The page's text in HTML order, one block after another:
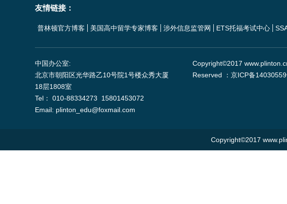
友情链接：
普林顿官方博客 美国高中留学专家博客 涉外信息监管网 ETS托福考试中心
中国办公室:
北京市朝阳区光华路乙10号院1号楼众秀大厦
18层1808室
Tel： 010-88334273 15801453072
Email: plinton_edu@foxmail.com
Copyright©2017
Reserved ：京ICP备14030559
Copyright©2017